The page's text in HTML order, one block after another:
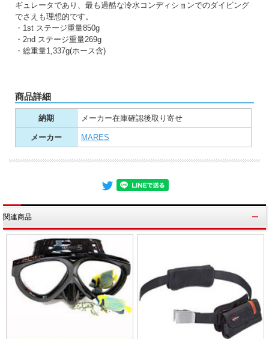
ギュレータであり、最も過酷な冷水コンディションでのダイビング
でさえも理想的です。
・1st ステージ重量850g
・2nd ステージ重量269g
・総重量1,337g(ホース含)
商品詳細
納期 メーカー在庫確認後取り寄せ
メーカー MARES
関連商品